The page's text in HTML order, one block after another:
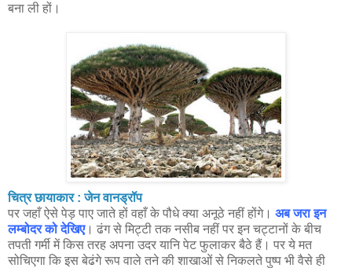
बना ली हों।
चित्र छायाकार : जेन वानड्रॉप
पर जहाँ ऐसे पेड़ पाए जाते हों वहाँ के पौधे क्या अनूठे नहीं होंगे। अब जरा इन
लम्बोदर को देखिए। ढंग से मिट्टी तक नसीब नहीं पर इन चट्टानों के बीच
तपती गर्मी में किस तरह अपना उदर यानि पेट फुलाकर बैठे हैं। पर ये मत
सोचिएगा कि इस बेढंगे रूप वाले तने की शाखाओं से निकलते पुष्प भी वैसे ही